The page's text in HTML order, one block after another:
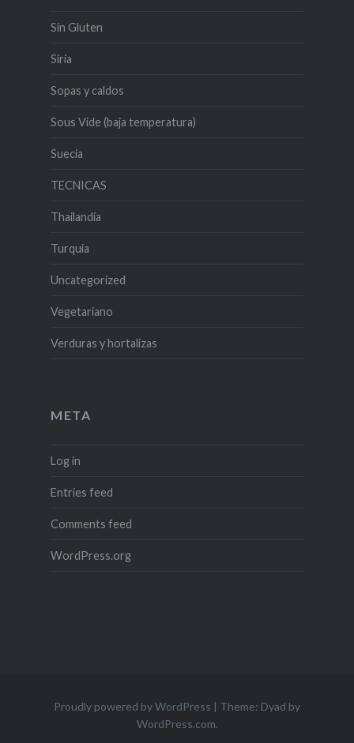
Sin Gluten
Siria
Sopas y caldos
Sous Vide (baja temperatura)
Suecia
TECNICAS
Thailandia
Turquia
Uncategorized
Vegetariano
Verduras y hortalizas
META
Log in
Entries feed
Comments feed
WordPress.org
Proudly powered by WordPress | Theme: Dyad by
WordPress.com.